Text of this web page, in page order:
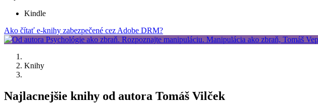
Kindle
Ako čítať e-knihy zabezpečené cez Adobe DRM?
Knihy
Najlacnejšie knihy od autora Tomáš Vilček